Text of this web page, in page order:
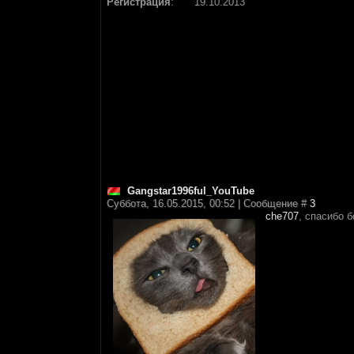
Gangstar1996ful_YouTube
Суббота, 16.05.2015, 00:52 | Сообщение # 3
che707, спасибо